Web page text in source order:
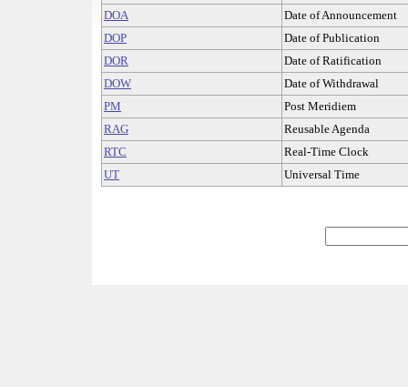
DOA
Date of Announcement
DOP
Date of Publication
DOR
Date of Ratification
DOW
Date of Withdrawal
PM
Post Meridiem
RAG
Reusable Agenda
RTC
Real-Time Clock
UT
Universal Time